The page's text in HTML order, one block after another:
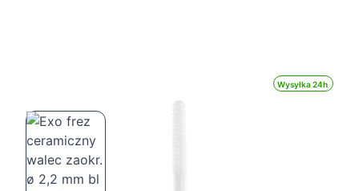
Wysyłka 24h